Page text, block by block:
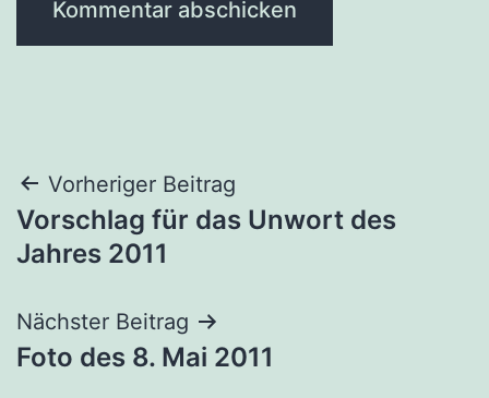
Beitragsnavigation
Vorheriger Beitrag
Vorschlag für das Unwort des
Jahres 2011
Nächster Beitrag
Foto des 8. Mai 2011